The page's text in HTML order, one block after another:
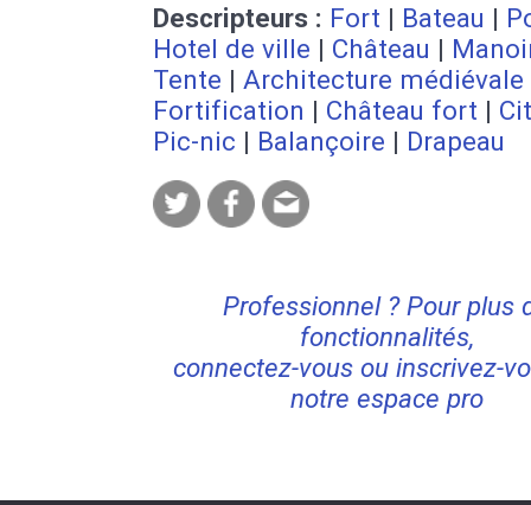
Descripteurs : Fort | Bateau |
Hotel de ville | Château |
Tente | Architecture médiévale
Fortification | Château fort |
Pic-nic | Balançoire | Drapeau
Professionnel ? Pour plus
fonctionnalités,
connectez-vous ou inscrivez-
notre espace pro